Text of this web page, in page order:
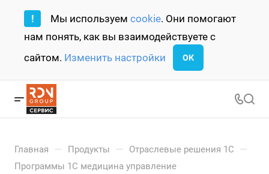
! Мы используем cookie. Они помогают
нам понять, как вы взаимодействуете с
сайтом. Изменить настройки ОК
Главная — Продукты — Отраслевые решения 1С —
Программы 1С медицина управление